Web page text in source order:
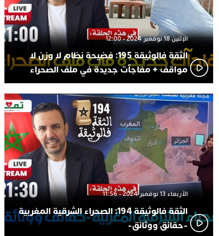
الإثنين 18 نوفمبر 2024 - 12:00
الثقة فالوثيقة 195: فضيحة نظام لا وزن لا
مواقف + مفاجآت جديدة في ملف الصحراء
الأربعاء 13 نوفمبر 2024 - 11:56
الثقة فالوثيقة 194: الصحراء الشرقية المغربية
-حقائق ووثائق-